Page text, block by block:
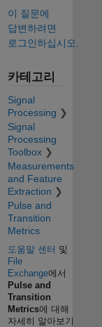
이 질문에
답변하려면
로그인하십시오.
카테고리
Signal
Processing
Signal
Processing
Toolbox
Measurements
and Feature
Extraction
Pulse and
Transition
Metrics
도움말 센터 및
File
Exchange에서
Pulse and
Transition
Metrics에 대해
자세히 알아보기